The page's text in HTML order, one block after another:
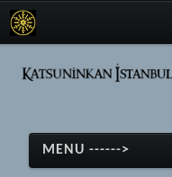
English
MENU ------>